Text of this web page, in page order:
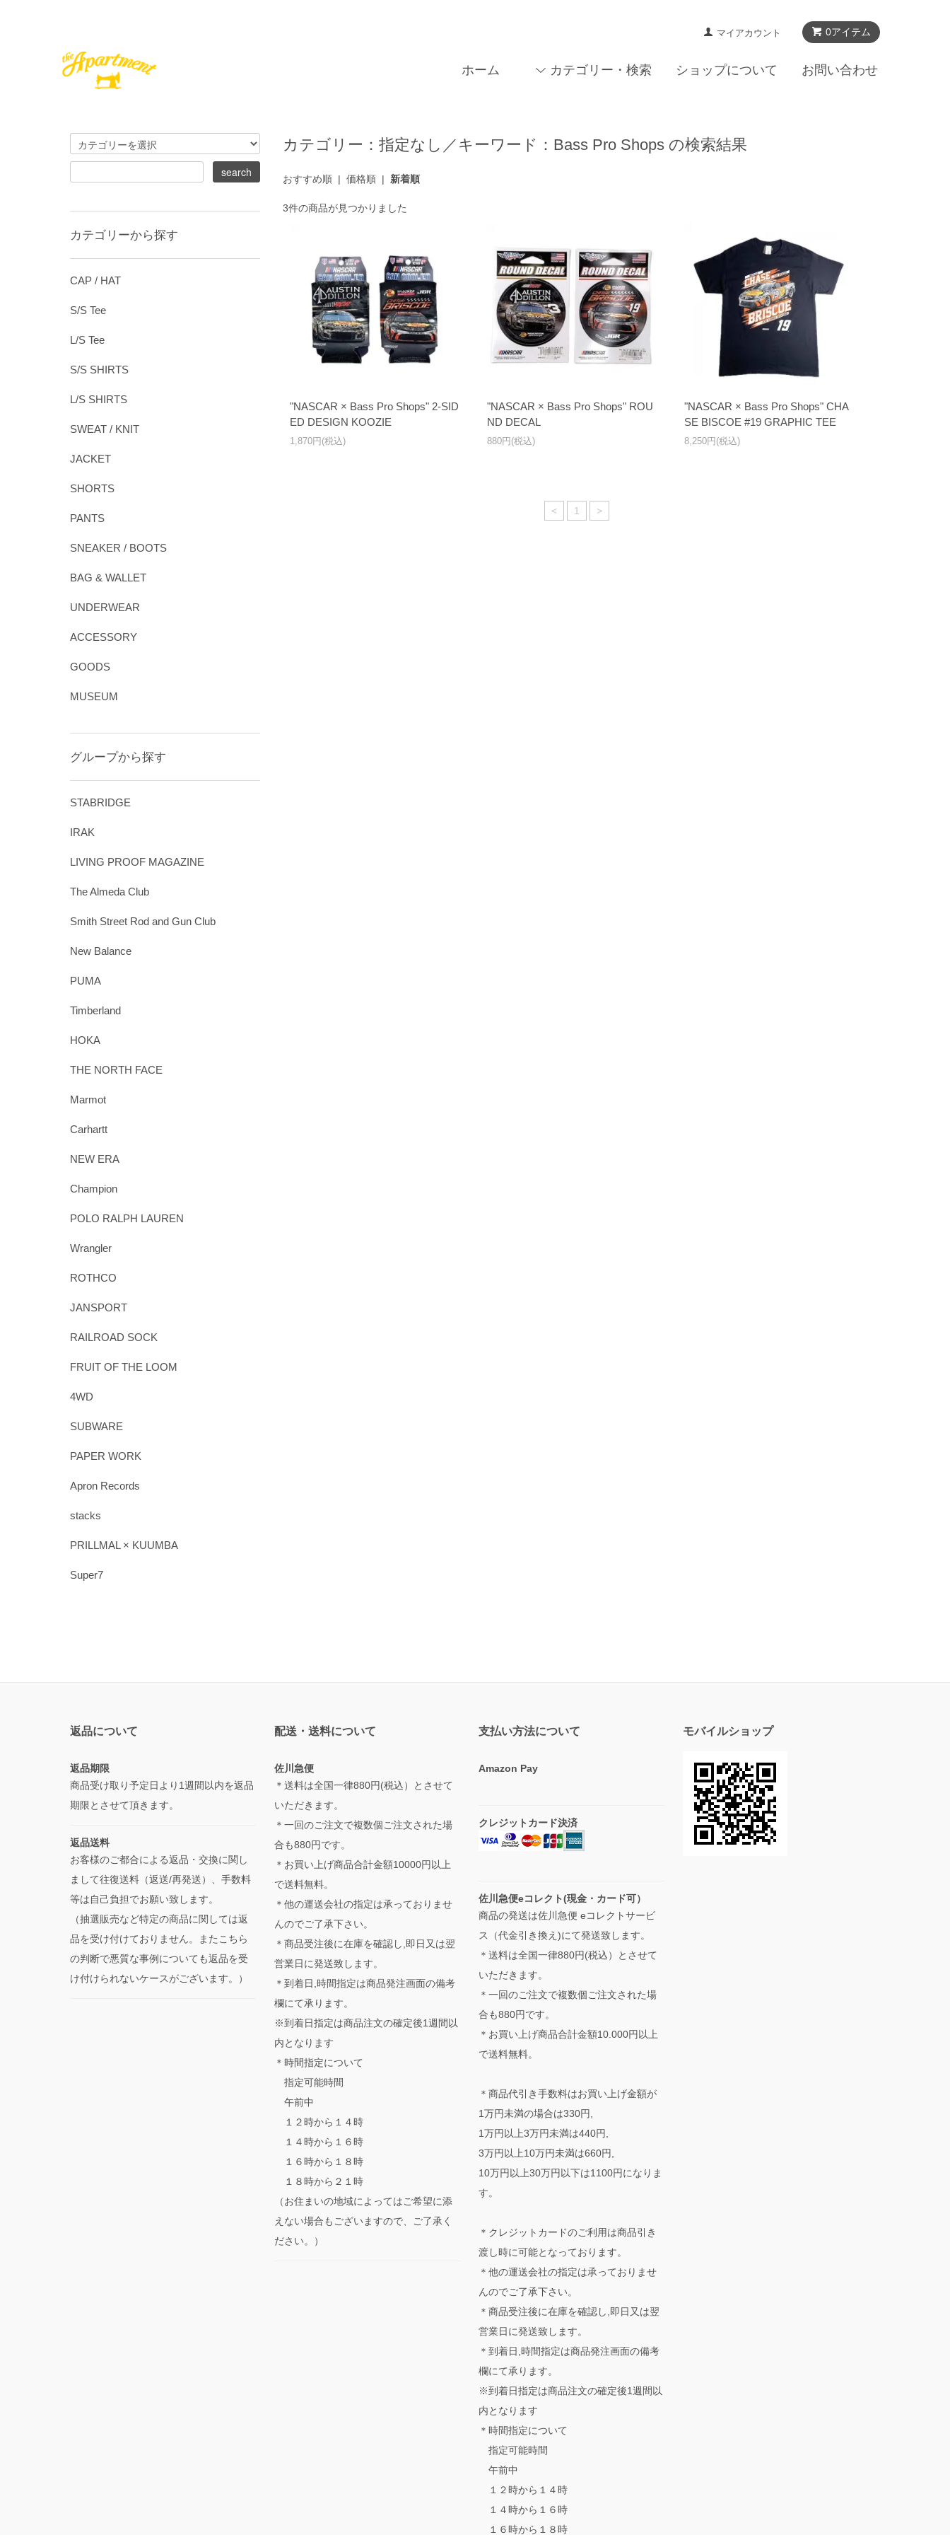
0アイテム
マイアカウント
ホーム カテゴリー・検索 ショップについて お問い合わせ
カテゴリー：指定なし／キーワード：Bass Pro Shops の検索結果
おすすめ順| 価格順| 新着順
3件の商品が見つかりました
"NASCAR × Bass Pro Shops" 2-SID
ED DESIGN KOOZIE
1,870円(税込)
"NASCAR × Bass Pro Shops" ROU
ND DECAL
880円(税込)
"NASCAR × Bass Pro Shops" CHA
SE BISCOE #19 GRAPHIC TEE
8,250円(税込)
< 1 >
カテゴリーから探す
CAP / HAT
S/S Tee
L/S Tee
S/S SHIRTS
L/S SHIRTS
SWEAT / KNIT
JACKET
SHORTS
PANTS
SNEAKER / BOOTS
BAG & WALLET
UNDERWEAR
ACCESSORY
GOODS
MUSEUM
グループから探す
STABRIDGE
IRAK
LIVING PROOF MAGAZINE
The Almeda Club
Smith Street Rod and Gun Club
New Balance
PUMA
Timberland
HOKA
THE NORTH FACE
Marmot
Carhartt
NEW ERA
Champion
POLO RALPH LAUREN
Wrangler
ROTHCO
JANSPORT
RAILROAD SOCK
FRUIT OF THE LOOM
4WD
SUBWARE
PAPER WORK
Apron Records
stacks
PRILLMAL × KUUMBA
Super7
返品について
返品期限
商品受け取り予定日より1週間以内を返品
期限とさせて頂きます。
返品送料
お客様のご都合による返品・交換に関し
まして往復送料（返送/再発送）、手数料
等は自己負担でお願い致します。
（抽選販売など特定の商品に関しては返
品を受け付けておりません。またこちら
の判断で悪質な事例についても返品を受
け付けられないケースがございます。）
配送・送料について
佐川急便
＊送料は全国一律880円(税込）とさせて
いただきます。
＊一回のご注文で複数個ご注文された場
合も880円です。
＊お買い上げ商品合計金額10000円以上
で送料無料。
＊他の運送会社の指定は承っておりませ
んのでご了承下さい。
＊商品受注後に在庫を確認し,即日又は翌
営業日に発送致します。
＊到着日,時間指定は商品発注画面の備考
欄にて承ります。
※到着日指定は商品注文の確定後1週間以
内となります
＊時間指定について
指定可能時間
午前中
１２時から１４時
１４時から１６時
１６時から１８時
１８時から２１時
（お住まいの地域によってはご希望に添
えない場合もございますので、ご了承く
ださい。）
支払い方法について
Amazon Pay
クレジットカード決済
佐川急便eコレクト(現金・カード可）
商品の発送は佐川急便 eコレクトサービ
ス（代金引き換え)にて発送致します。
＊送料は全国一律880円(税込）とさせて
いただきます。
＊一回のご注文で複数個ご注文された場
合も880円です。
＊お買い上げ商品合計金額10.000円以上
で送料無料。
＊商品代引き手数料はお買い上げ金額が
1万円未満の場合は330円,
1万円以上3万円未満は440円,
3万円以上10万円未満は660円,
10万円以上30万円以下は1100円になりま
す。
＊クレジットカードのご利用は商品引き
渡し時に可能となっております。
＊他の運送会社の指定は承っておりませ
んのでご了承下さい。
＊商品受注後に在庫を確認し,即日又は翌
営業日に発送致します。
＊到着日,時間指定は商品発注画面の備考
欄にて承ります。
※到着日指定は商品注文の確定後1週間以
内となります
＊時間指定について
指定可能時間
午前中
１２時から１４時
１４時から１６時
１６時から１８時
モバイルショップ